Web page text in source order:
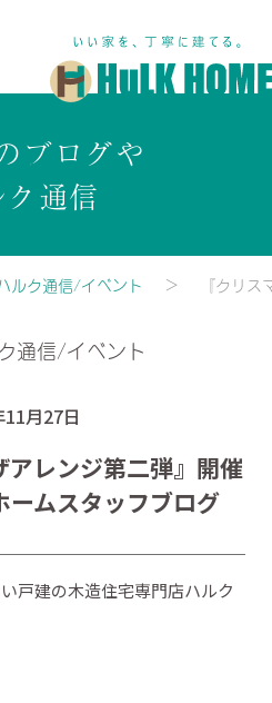
ブログや
通信
ルク通信/イベント 『クリ
通信/イベント
月27日
アレンジ第二弾』開催
ムスタッフブログ
戸建の木造住宅専門店ハルク